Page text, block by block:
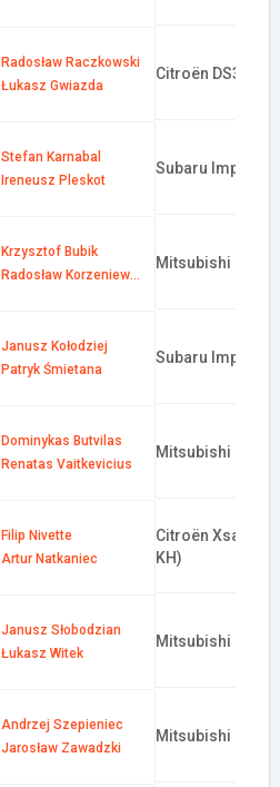
Radosław Raczkowski
Łukasz Gwiazda
Citroën DS3 R3T
Stefan Karnabal
Ireneusz Pleskot
Subaru Impreza
Krzysztof Bubik
Radosław Korzeniewski
Mitsubishi
Janusz Kołodziej
Patryk Śmietana
Subaru Impreza
Dominykas Butvilas
Renatas Vaitkevicius
Mitsubishi
Filip Nivette
Artur Natkaniec
Citroën Xsara
KH)
Janusz Słobodzian
Łukasz Witek
Mitsubishi
Andrzej Szepieniec
Jarosław Zawadzki
Mitsubishi